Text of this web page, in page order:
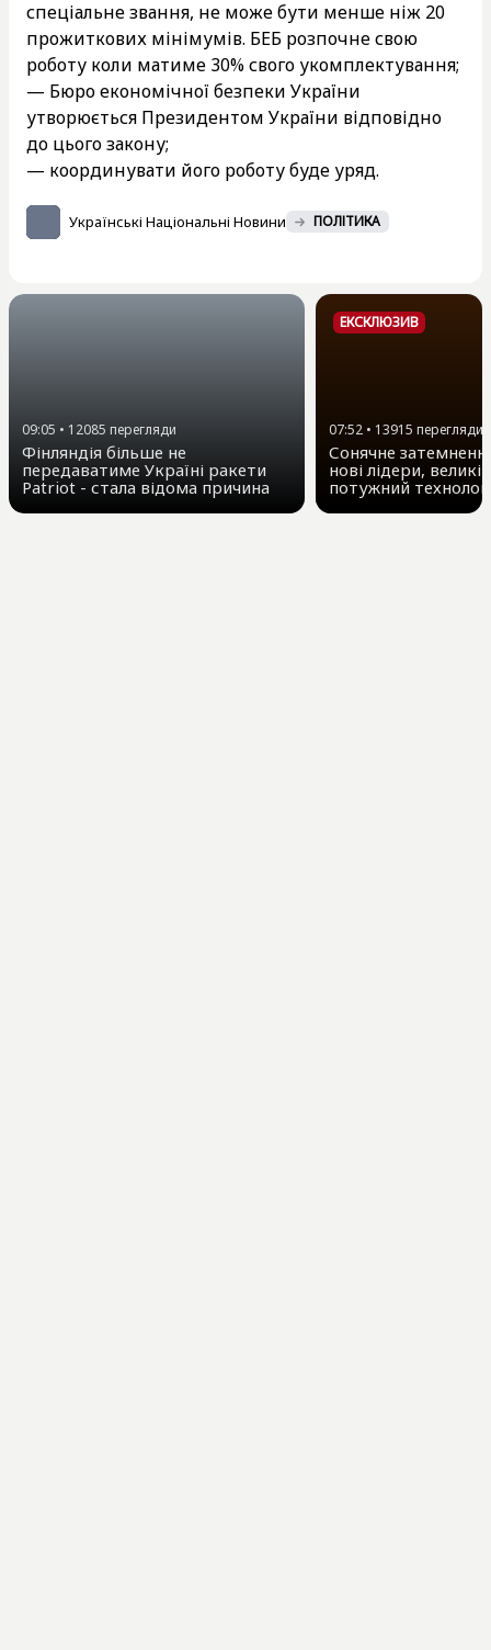
спеціальне звання, не може бути менше ніж 20
прожиткових мінімумів. БЕБ розпочне свою
роботу коли матиме 30% свого укомплектування;
— Бюро економічної безпеки України
утворюється Президентом України відповідно
до цього закону;
— координувати його роботу буде уряд.
Українські Національні Новини ПОЛІТИКА
09:05 • 12085 перегляди
Фінляндія більше не
передаватиме Україні ракети
Patriot - стала відома причина
ЕКСКЛЮЗИВ
07:52 • 13915 перегляди
Сонячне
нові лідери, великі
потужний